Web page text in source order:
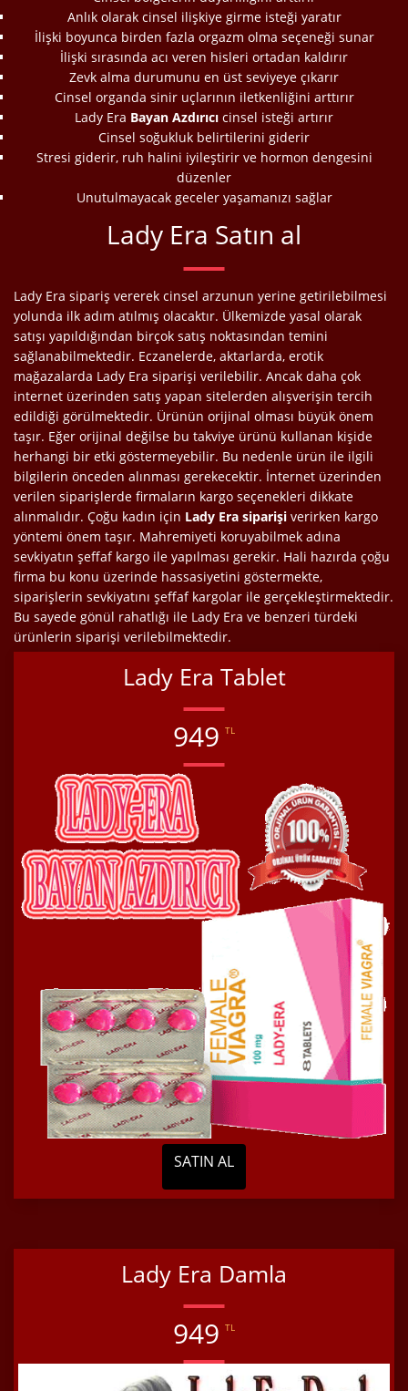
Anlık olarak cinsel ilişkiye girme isteği yaratır
İlişki boyunca birden fazla orgazm olma seçeneği sunar
İlişki sırasında acı veren hisleri ortadan kaldırır
Zevk alma durumunu en üst seviyeye çıkarır
Cinsel organda sinir uçlarının iletkenliğini arttırır
Lady Era Bayan Azdırıcı cinsel isteği artırır
Cinsel soğukluk belirtilerini giderir
Stresi giderir, ruh halini iyileştirir ve hormon dengesini
düzenler
Unutulmayacak geceler yaşamanızı sağlar
Lady Era Satın al
Lady Era sipariş vererek cinsel arzunun yerine getirilebilmesi
yolunda ilk adım atılmış olacaktır. Ülkemizde yasal olarak
satışı yapıldığından birçok satış noktasından temini
sağlanabilmektedir. Eczanelerde, aktarlarda, erotik
mağazalarda Lady Era siparişi verilebilir. Ancak daha çok
internet üzerinden satış yapan sitelerden alışverişin tercih
edildiği görülmektedir. Ürünün orijinal olması büyük önem
taşır. Eğer orijinal değilse bu takviye ürünü kullanan kişide
herhangi bir etki göstermeyebilir. Bu nedenle ürün ile ilgili
bilgilerin önceden alınması gerekecektir. İnternet üzerinden
verilen siparişlerde firmaların kargo seçenekleri dikkate
alınmalıdır. Çoğu kadın için Lady Era siparişi verirken kargo
yöntemi önem taşır. Mahremiyeti koruyabilmek adına
sevkiyatın şeffaf kargo ile yapılması gerekir. Hali hazırda çoğu
firma bu konu üzerinde hassasiyetini göstermekte,
siparişlerin sevkiyatını şeffaf kargolar ile gerçekleştirmektedir.
Bu sayede gönül rahatlığı ile Lady Era ve benzeri türdeki
ürünlerin siparişi verilebilmektedir.
Lady Era Tablet
949 TL
SATIN AL
Lady Era Damla
949 TL